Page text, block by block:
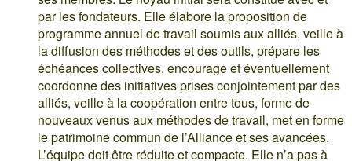
par les fondateurs. Elle élabore la proposition de
programme annuel de travail soumis aux alliés, veille à
la diffusion des méthodes et des outils, prépare les
échéances collectives, encourage et éventuellement
coordonne des initiatives prises conjointement par des
alliés, veille à la coopération entre tous, forme de
nouveaux venus aux méthodes de travail, met en forme
le patrimoine commun de l’Alliance et ses avancées.
L’équipe doit être réduite et compacte. Elle n’a pas à